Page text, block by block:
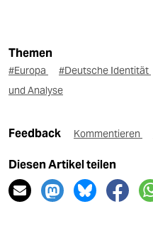
Themen
#Europa #Deutsche Identität
und Analyse
Feedback Kommentieren
Diesen Artikel teilen